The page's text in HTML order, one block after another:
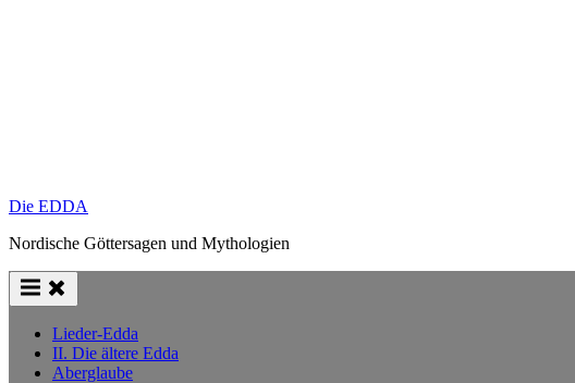
Die EDDA
Nordische Göttersagen und Mythologien
Lieder-Edda
II. Die ältere Edda
Aberglaube